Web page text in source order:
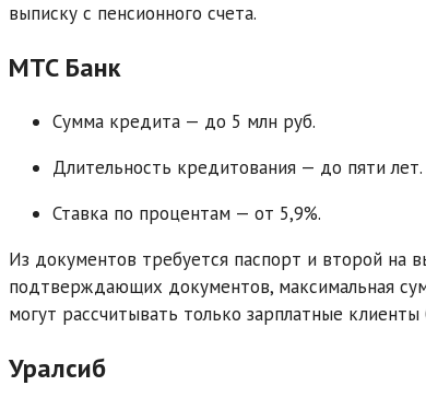
выписку с пенсионного счета.
МТС Банк
Сумма кредита — до 5 млн руб.
Длительность кредитования — до пяти лет.
Ставка по процентам — от 5,9%.
Из документов требуется паспорт и второй на
подтверждающих документов, максимальная
могут рассчитывать только зарплатные
Уралсиб